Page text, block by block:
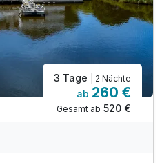
3 Tage | 2 Nächte
ab 260 €
Gesamt ab 520 €